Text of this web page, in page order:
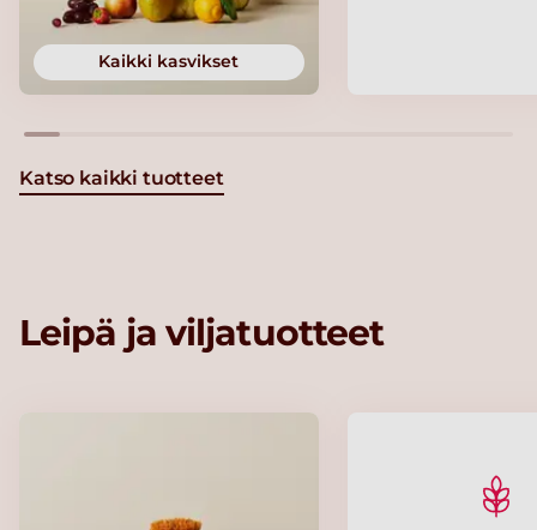
Kaikki kasvikset
Katso kaikki tuotteet
Leipä ja viljatuotteet